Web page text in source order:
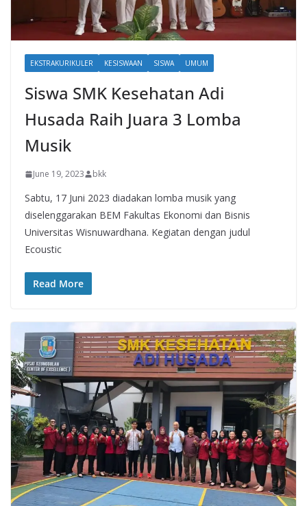
EKSTRAKURIKULER KESISWAAN SISWA UMUM
Siswa SMK Kesehatan Adi
Husada Raih Juara 3 Lomba
Musik
June 19, 2023 bkk
Sabtu, 17 Juni 2023 diadakan lomba musik yang
diselenggarakan BEM Fakultas Ekonomi dan Bisnis
Universitas Wisnuwardhana. Kegiatan dengan judul
Ecoustic
Read More